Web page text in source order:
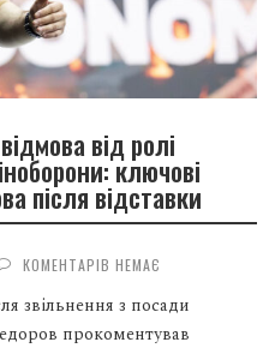
від ролі
ключові
після відставки
КОМЕНТАРІВ НЕМАЄ
звільнення з посади
прокоментував